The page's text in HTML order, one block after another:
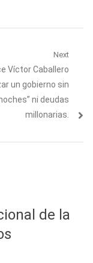
Next
Víctor Caballero
un gobierno sin
ni deudas
millonarias.
de la